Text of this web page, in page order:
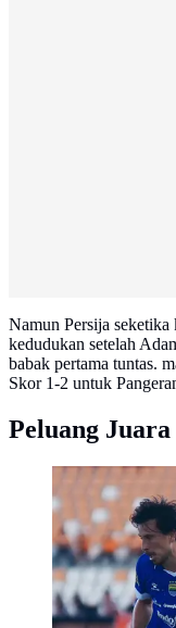
Namun Persija seketika
kedudukan setelah
babak pertama tuntas.
Skor 1-2 untuk
Peluang
Persija Jakarta
(Bola.com/